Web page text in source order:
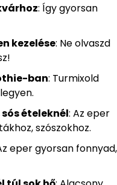
: Így gyorsan
kezelése: Ne olvaszd
ban: Turmixold
ételeknél: Az eper
szószokhoz.
eper gyorsan fonnyad,